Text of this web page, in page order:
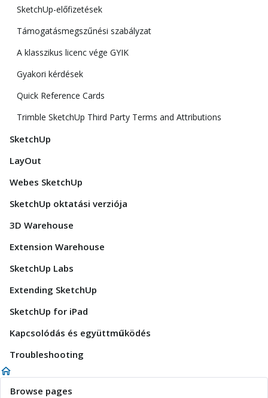
SketchUp-előfizetések
Támogatásmegszűnési szabályzat
A klasszikus licenc vége GYIK
Gyakori kérdések
Quick Reference Cards
Trimble SketchUp Third Party Terms and Attributions
SketchUp
LayOut
Webes SketchUp
SketchUp oktatási verziója
3D Warehouse
Extension Warehouse
SketchUp Labs
Extending SketchUp
SketchUp for iPad
Kapcsolódás és együttműködés
Troubleshooting
Browse pages